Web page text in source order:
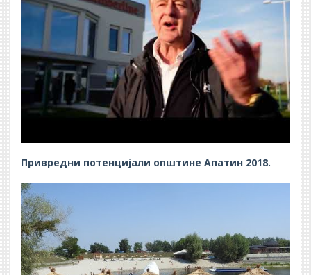
Привредни потенцијали општине Апатин 2018.